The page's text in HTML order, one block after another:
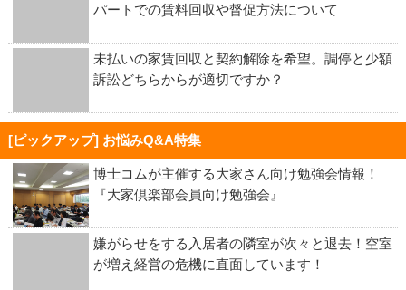
パートでの賃料回収や督促方法について
未払いの家賃回収と契約解除を希望。調停と少額
訴訟どちらからが適切ですか？
[ピックアップ] お悩みQ&A特集
博士コムが主催する大家さん向け勉強会情報！
『大家倶楽部会員向け勉強会』
嫌がらせをする入居者の隣室が次々と退去！空室
が増え経営の危機に直面しています！